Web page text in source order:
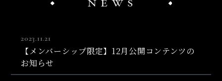
2023.11.21
【メンバーシップ限定】12月公開コンテンツの
お知らせ